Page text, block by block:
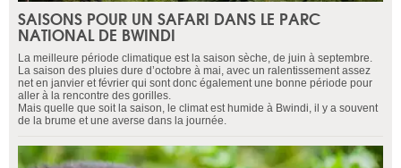
SAISONS POUR UN SAFARI DANS LE PARC
NATIONAL DE BWINDI
La meilleure période climatique est la saison sèche, de juin à septembre.
La saison des pluies dure d’octobre à mai, avec un ralentissement assez
net en janvier et février qui sont donc également une bonne période pour
aller à la rencontre des gorilles.
Mais quelle que soit la saison, le climat est humide à Bwindi, il y a souvent
de la brume et une averse dans la journée.